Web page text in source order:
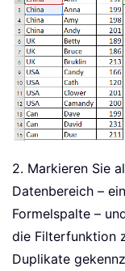
2. Markieren Sie
Datenbereich –
Formelspalte –
die Filterfunktion
Duplikate